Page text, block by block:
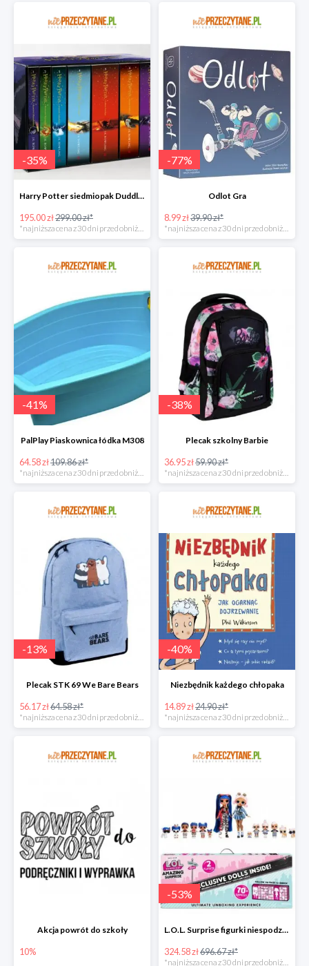
-35%
Harry Potter siedmiopak Duddle super oferta
195.00 zł299.00 zł*
-77%
Odlot Gra
8.99 zł39.90 zł*
-41%
PalPlay Piaskownica łódka M308
64.58 zł109.86 zł*
-38%
Plecak szkolny Barbie
36.95 zł59.90 zł*
-13%
Plecak STK 69 We Bare Bears
56.17 zł64.58 zł*
*najniższa cena z 30 dni przed obniżką
-40%
Niezbędnik każdego chłopaka
14.89 zł24.90 zł*
*najniższa cena z 30 dni przed obniżką
Akcja powrót do szkoły
10%
-53%
L.O.L. Surprise figurki niespodzianki Amazing Surprise w super cenie
324.58 zł696.67 zł*